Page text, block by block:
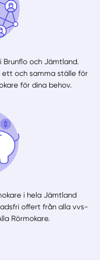
och Jämtland.
och samma ställe för
för dina behov.
i hela Jämtland
offert från alla vvs-
Rörmokare.